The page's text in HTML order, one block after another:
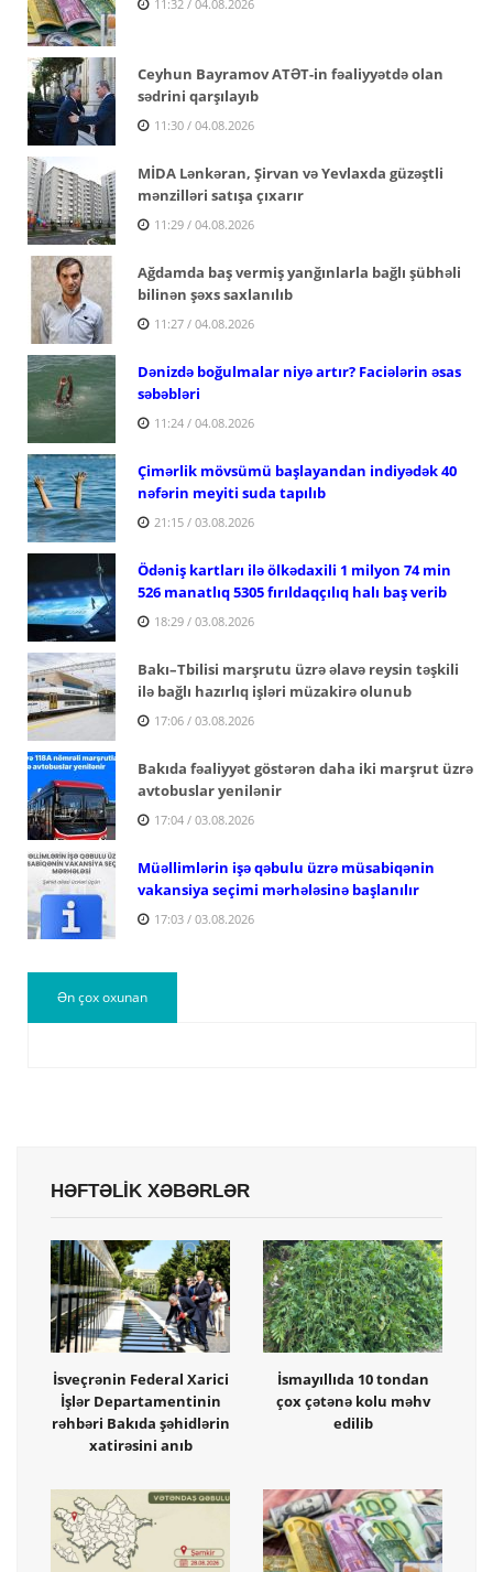
11:32 / 04.08.2026
Ceyhun Bayramov ATƏT-in fəaliyyətdə olan
sədrini qarşılayıb
11:30 / 04.08.2026
MİDA Lənkəran, Şirvan və Yevlaxda güzəştli
mənzilləri satışa çıxarır
11:29 / 04.08.2026
Ağdamda baş vermiş yanğınlarla bağlı şübhəli
bilinən şəxs saxlanılıb
11:27 / 04.08.2026
Dənizdə boğulmalar niyə artır? Faciələrin əsas
səbəbləri
11:24 / 04.08.2026
Çimərlik mövsümü başlayandan indiyədək 40
nəfərin meyiti suda tapılıb
21:15 / 03.08.2026
Ödəniş kartları ilə ölkədaxili 1 milyon 74 min
526 manatlıq 5305 fırıldaqçılıq halı baş verib
18:29 / 03.08.2026
Bakı–Tbilisi marşrutu üzrə əlavə reysin təşkili
ilə bağlı hazırlıq işləri müzakirə olunub
17:06 / 03.08.2026
Bakıda fəaliyyət göstərən daha iki marşrut üzrə
avtobuslar yenilənir
17:04 / 03.08.2026
Müəllimlərin işə qəbulu üzrə müsabiqənin
vakansiya seçimi mərhələsinə başlanılır
17:03 / 03.08.2026
Ən çox oxunan
HƏFTƏLİK XƏBƏRLƏR
İsveçrənin Federal Xarici
İşlər Departamentinin
rəhbəri Bakıda şəhidlərin
xatirəsini anıb
İsmayıllıda 10 tondan
çox çətənə kolu məhv
edilib